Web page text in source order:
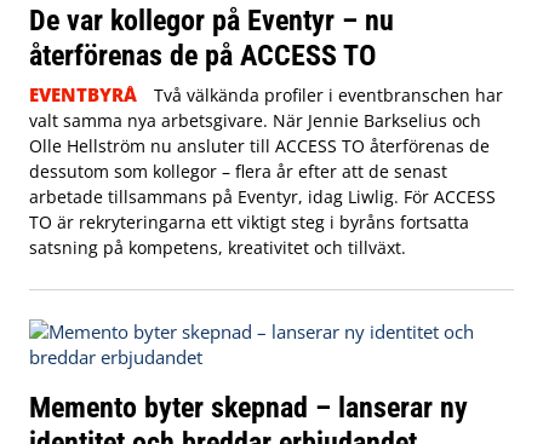
De var kollegor på Eventyr – nu
återförenas de på ACCESS TO
EVENTBYRÅ
Två välkända profiler i eventbranschen har
valt samma nya arbetsgivare. När Jennie Barkselius och
Olle Hellström nu ansluter till ACCESS TO återförenas de
dessutom som kollegor – flera år efter att de senast
arbetade tillsammans på Eventyr, idag Liwlig. För ACCESS
TO är rekryteringarna ett viktigt steg i byråns fortsatta
satsning på kompetens, kreativitet och tillväxt.
Memento byter skepnad – lanserar ny